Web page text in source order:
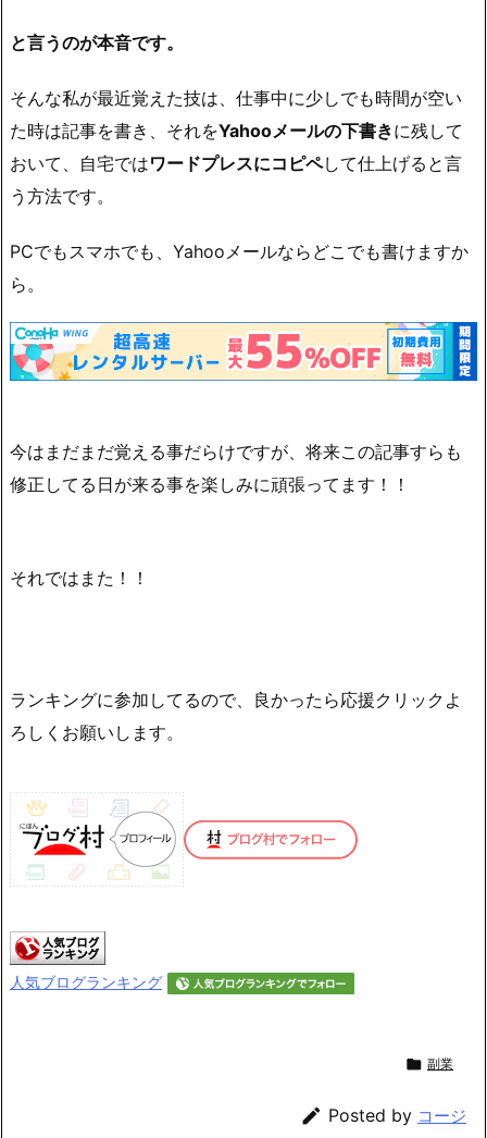
と言うのが本音です。
そんな私が最近覚えた技は、仕事中に少しでも時間が空い
た時は記事を書き、それをYahooメールの下書きに残して
おいて、自宅ではワードプレスにコピペして仕上げると言
う方法です。
PCでもスマホでも、Yahooメールならどこでも書けますか
ら。
今はまだまだ覚える事だらけですが、将来この記事すらも
修正してる日が来る事を楽しみに頑張ってます！！
それではまた！！
ランキングに参加してるので、良かったら応援クリックよ
ろしくお願いします。
人気ブログランキング
 副業
 Posted by コージ